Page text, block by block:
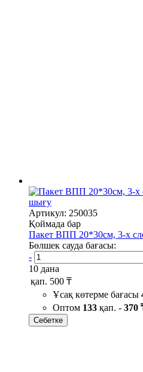
шығу
Артикул: 250035
Қоймада бар
Пакет ВПП 20*30см, 3-х
Бөлшек сауда бағасы:
-
10 дана
қап. 500 ₸
Ұсақ көтерме бағасы
Оптом 133 қап. - 370
Себетке